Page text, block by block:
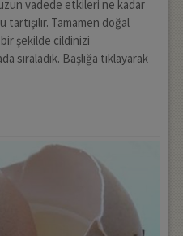
vadede etkileri ne kadar
tartışılır. Tamamen doğal
şekilde cildinizi
sıraladık. Başlığa tıklayarak